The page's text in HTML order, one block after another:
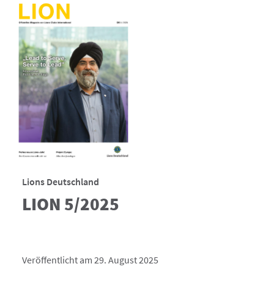
Lions Deutschland
LION 5/2025
Veröffentlicht am 29. August 2025